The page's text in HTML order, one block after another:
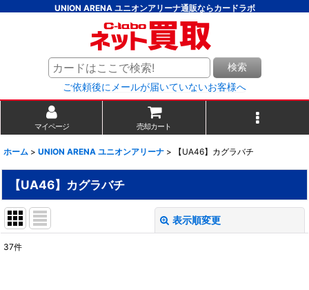
UNION ARENA ユニオンアリーナ通販ならカードラボ
検索
ご依頼後にメールが届いていないお客様へ
マイページ 売却カート
ホーム > UNION ARENA ユニオンアリーナ > 【UA46】カグラバチ
【UA46】カグラバチ
表示順変更
37件